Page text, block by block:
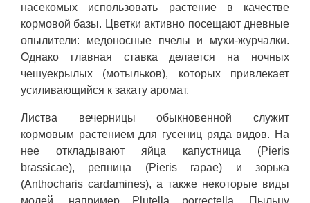
насекомых использовать растение в качестве
кормовой базы. Цветки активно посещают дневные
опылители: медоносные пчелы и мухи-журчалки.
Однако главная ставка делается на ночных
чешуекрылых (мотыльков), которых привлекает
усиливающийся к закату аромат.
Листва вечерницы обыкновенной служит
кормовым растением для гусениц ряда видов. На
нее откладывают яйца капустница (Pieris
brassicae), репница (Pieris rapae) и зорька
(Anthocharis cardamines), а также некоторые виды
молей, например Plutella porrectella. Пыльцу